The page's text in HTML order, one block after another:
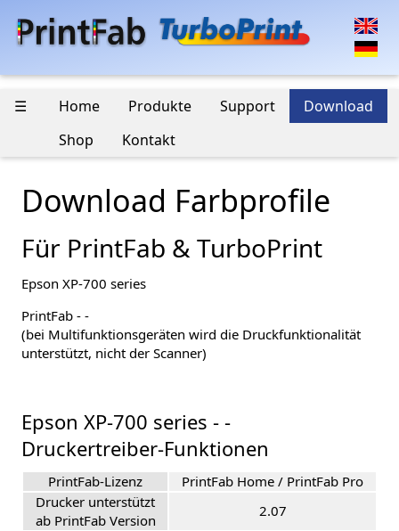
☰ Home Produkte Support
Download
Shop
Kontakt
Download Farbprofile
Für PrintFab & TurboPrint
Epson XP-700 series
PrintFab - -
(bei Multifunktionsgeräten wird die Druckfunktionalität
unterstützt, nicht der Scanner)
Epson XP-700 series - -
Druckertreiber-Funktionen
PrintFab-Lizenz
PrintFab Home / PrintFab Pro
Drucker unterstützt
ab PrintFab Version
2.07